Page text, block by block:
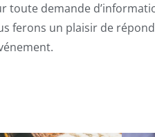
toute demande
ferons un plaisir de